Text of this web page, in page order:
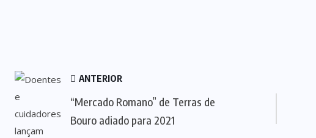
ANTERIOR
“Mercado Romano” de Terras de
Bouro adiado para 2021